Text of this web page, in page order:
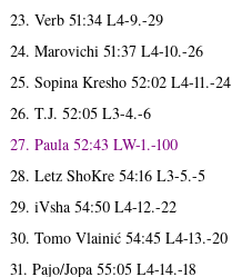
23. Verb 51:34 L4-9.-29
24. Marovichi 51:37 L4-10.-26
25. Sopina Kresho 52:02 L4-11.-24
26. T.J. 52:05 L3-4.-6
27. Paula 52:43 LW-1.-100
28. Letz ShoKre 54:16 L3-5.-5
29. iVsha 54:50 L4-12.-22
30. Tomo Vlainić 54:45 L4-13.-20
31. Pajo/Jopa 55:05 L4-14.-18